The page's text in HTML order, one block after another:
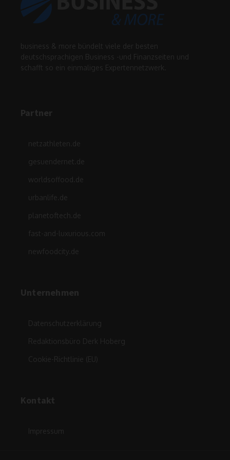
business & more bündelt viele der besten
deutschsprachigen Business -und Finanzseiten und
schafft so ein einmaliges Expertennetzwerk.
Partner
netzathleten.de
gesuendernet.de
worldsoffood.de
urbanlife.de
planetoftech.de
fast-and-luxurious.com
newfoodcity.de
Unternehmen
Datenschutzerklärung
Redaktionsbüro Derk Hoberg
Cookie-Richtlinie (EU)
Kontakt
Impressum